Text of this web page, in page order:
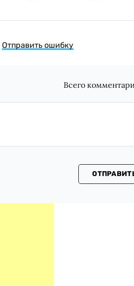
Отправить ошибку
Всего